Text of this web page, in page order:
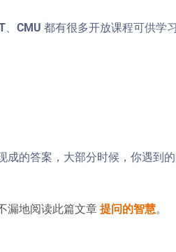
CMU 都有很多开放课程可供学
的答案，大部分时候，你遇到
漏地阅读此篇文章 提问的智慧。